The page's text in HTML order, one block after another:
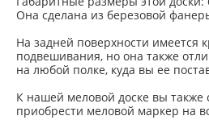
Она сделана из березовой
На задней поверхности имеется
подвешивания, но она также
на любой полке, куда вы ее
К нашей меловой доске вы также
приобрести меловой маркер на